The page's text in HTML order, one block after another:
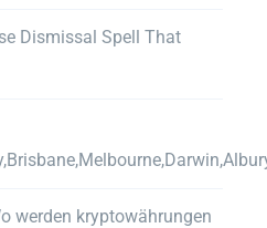
Dismissal Spell That
werden kryptowährungen